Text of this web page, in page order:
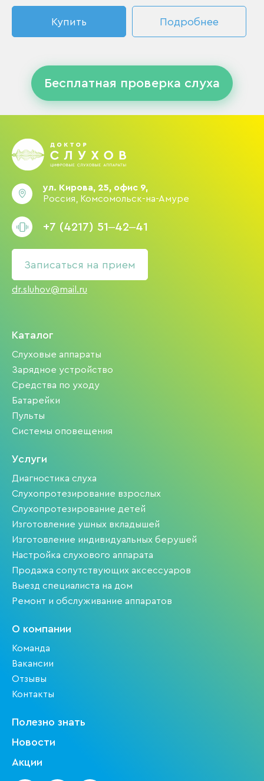
Купить Подробнее
Бесплатная проверка слуха
ул. Кирова, 25, офис 9,
Россия, Комсомольск-на-Амуре
+7 (4217) 51‒42‒41
Записаться на прием
dr.sluhov@mail.ru
Каталог
Слуховые аппараты
Зарядное устройство
Средства по уходу
Батарейки
Пульты
Системы оповещения
Услуги
Диагностика слуха
Слухопротезирование взрослых
Слухопротезирование детей
Изготовление ушных вкладышей
Изготовление индивидуальных берушей
Настройка слухового аппарата
Продажа сопутствующих аксессуаров
Выезд специалиста на дом
Ремонт и обслуживание аппаратов
О компании
Команда
Вакансии
Отзывы
Контакты
Полезно знать
Новости
Акции